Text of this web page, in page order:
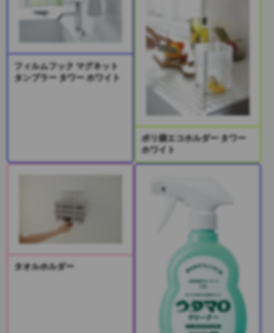
フィルムフック マグネット
タンブラー タワー ホワイト
ポリ袋エコホルダー タワー
ホワイト
タオルホルダー